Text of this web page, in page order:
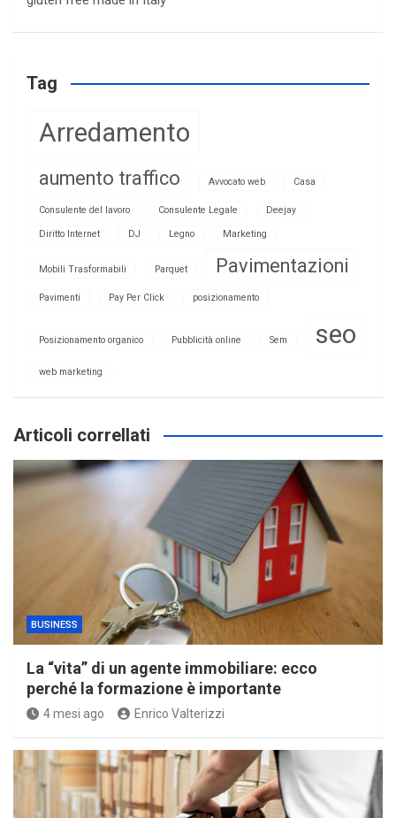
Tag
Arredamento
aumento traffico Avvocato web Casa
Consulente del lavoro Consulente Legale Deejay
Diritto Internet DJ Legno Marketing
Mobili Trasformabili Parquet Pavimentazioni
Pavimenti Pay Per Click posizionamento
Posizionamento organico Pubblicità online Sem seo
web marketing
Articoli correllati
BUSINESS
La “vita” di un agente immobiliare: ecco
perché la formazione è importante
4 mesi ago Enrico Valterizzi